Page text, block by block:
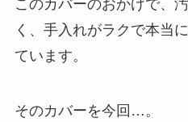
このカバーのおかげで、
く、手入れがラクで本当
ています。
そのカバーを今回…。